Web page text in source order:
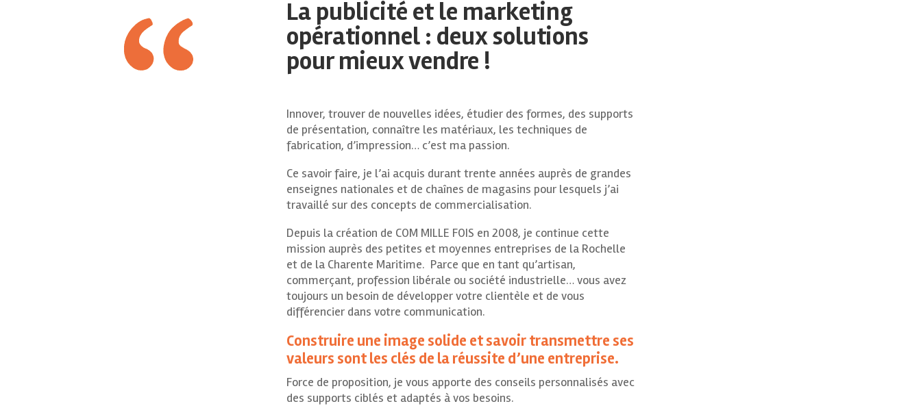
La publicité et le marketing
opérationnel : deux solutions
pour mieux vendre !
Innover, trouver de nouvelles idées, étudier des formes, des supports
de présentation, connaître les matériaux, les techniques de
fabrication, d’impression… c’est ma passion.
Ce savoir faire, je l’ai acquis durant trente années auprès de grandes
enseignes nationales et de chaînes de magasins pour lesquels j’ai
travaillé sur des concepts de commercialisation.
Depuis la création de COM MILLE FOIS en 2008, je continue cette
mission auprès des petites et moyennes entreprises de la Rochelle
et de la Charente Maritime. Parce que en tant qu’artisan,
commerçant, profession libérale ou société industrielle… vous avez
toujours un besoin de développer votre clientèle et de vous
différencier dans votre communication.
Construire une image solide et savoir transmettre ses
valeurs sont les clés de la réussite d’une entreprise.
Force de proposition, je vous apporte des conseils personnalisés avec
des supports ciblés et adaptés à vos besoins.